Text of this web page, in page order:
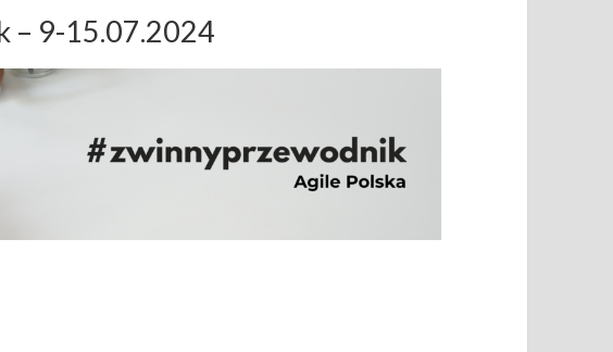
– 9-15.07.2024